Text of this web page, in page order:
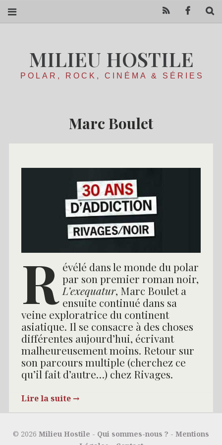
MILIEU HOSTILE
POLAR, ROCK, CINÉMA & SÉRIES
Marc Boulet
R évélé dans le monde du polar
par son premier roman noir,
L’exequatur, Marc Boulet a
ensuite continué dans sa
veine exploratrice du continent
asiatique. Il se consacre à des choses
différentes aujourd’hui, écrivant
malheureusement moins. Retour sur
son parcours multiple (cherchez ce
qu’il fait d’autre…) chez Rivages.
Lire la suite →
19/10/2016 Polar
© 2026 Milieu Hostile - Qui sommes-nous ? - Mentions
RSS